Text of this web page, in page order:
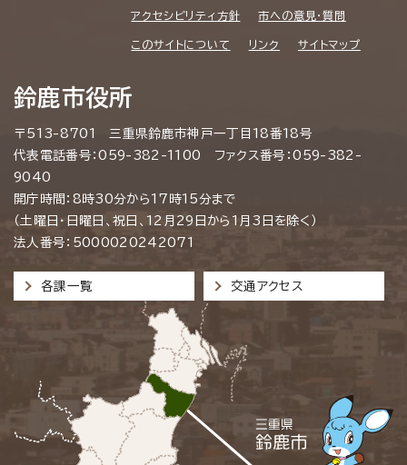
アクセシビリティ方針 市への意見・質問
このサイトについて リンク サイトマップ
鈴鹿市役所
〒513-8701 三重県鈴鹿市神戸一丁目18番18号
代表電話番号：059-382-1100 ファクス番号：059-382-
9040
開庁時間：8時30分から17時15分まで
（土曜日・日曜日、祝日、12月29日から1月3日を除く）
法人番号：5000020242071
各課一覧 交通アクセス